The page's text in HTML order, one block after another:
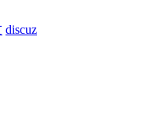
discuz